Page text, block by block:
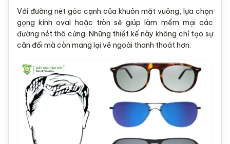
Với đường nét góc cạnh của khuôn mặt vuông, lựa chọn
gọng kính oval hoặc tròn sẽ giúp làm mềm mại các
đường nét thô cứng. Những thiết kế này không chỉ tạo sự
cân đối mà còn mang lại vẻ ngoài thanh thoát hơn.